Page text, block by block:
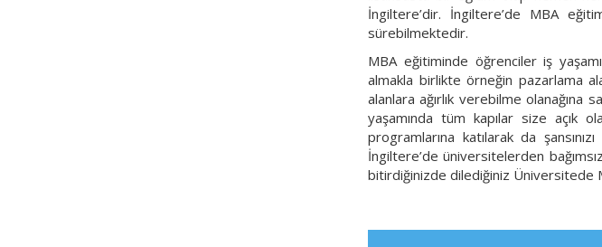
İngiltere’dir. İngiltere’de MBA
sürebilmektedir.
MBA eğitiminde öğrenciler iş
almakla birlikte örneğin pazarlama
alanlara ağırlık verebilme
yaşamında tüm kapılar size açık
programlarına katılarak da
İngiltere’de üniversitelerden
bitirdiğinizde dilediğiniz Üniversitede